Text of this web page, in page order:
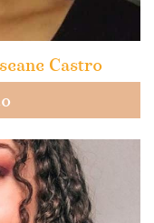
Castro